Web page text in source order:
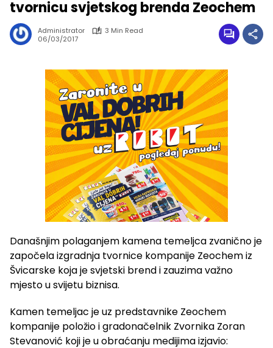
tvornicu svjetskog brenda Zeochem
Administrator
3 Min Read
06/03/2017
Današnjim polaganjem kamena temeljca zvanično je
započela izgradnja tvornice kompanije Zeochem iz
Švicarske koja je svjetski brend i zauzima važno
mjesto u svijetu biznisa.
Kamen temeljac je uz predstavnike Zeochem
kompanije položio i gradonačelnik Zvornika Zoran
Stevanović koji je u obraćanju medijima izjavio: